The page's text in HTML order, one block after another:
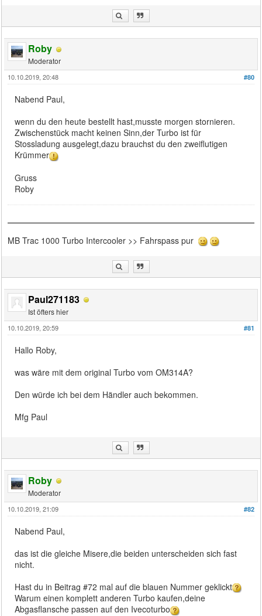
Roby
Moderator
#80
10.10.2019, 20:48
Nabend Paul,
wenn du den heute bestellt hast,musste morgen stornieren.
Zwischenstück macht keinen Sinn,der Turbo ist für
Stossladung ausgelegt,dazu brauchst du den zweiflutigen
Krümmer
Gruss
Roby
MB Trac 1000 Turbo Intercooler >> Fahrspass pur
Paul271183
Ist öfters hier
#81
10.10.2019, 20:59
Hallo Roby,
was wäre mit dem original Turbo vom OM314A?
Den würde ich bei dem Händler auch bekommen.
Mfg Paul
Roby
Moderator
#82
10.10.2019, 21:09
Nabend Paul,
das ist die gleiche Misere,die beiden unterscheiden sich fast
nicht.
Hast du in Beitrag #72 mal auf die blauen Nummer geklickt
Warum einen komplett anderen Turbo kaufen,deine
Abgasflansche passen auf den Ivecoturbo